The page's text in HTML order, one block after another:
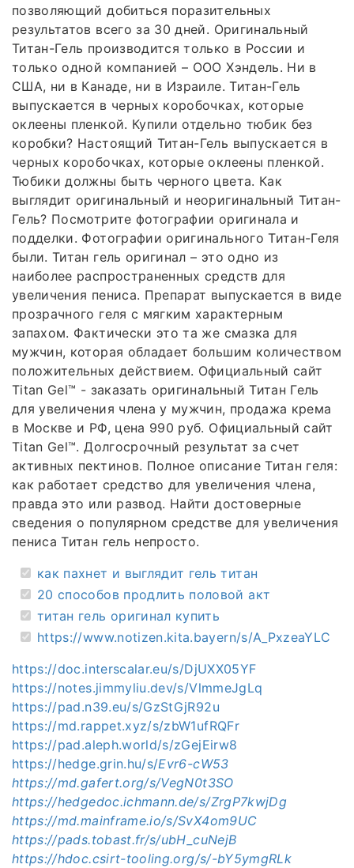
позволяющий добиться поразительных
результатов всего за 30 дней. Оригинальный
Титан-Гель производится только в России и
только одной компанией – ООО Хэндель. Ни в
США, ни в Канаде, ни в Израиле. Титан-Гель
выпускается в черных коробочках, которые
оклеены пленкой. Купили отдельно тюбик без
коробки? Настоящий Титан-Гель выпускается в
черных коробочках, которые оклеены пленкой.
Тюбики должны быть черного цвета. Как
выглядит оригинальный и неоригинальный Титан-
Гель? Посмотрите фотографии оригинала и
подделки. Фотографии оригинального Титан-Геля
были. Титан гель оригинал – это одно из
наиболее распространенных средств для
увеличения пениса. Препарат выпускается в виде
прозрачного геля с мягким характерным
запахом. Фактически это та же смазка для
мужчин, которая обладает большим количеством
положительных действием. Официальный сайт
Titan Gel™ - заказать оригинальный Титан Гель
для увеличения члена у мужчин, продажа крема
в Москве и РФ, цена 990 руб. Официальный сайт
Titan Gel™. Долгосрочный результат за счет
активных пектинов. Полное описание Титан геля:
как работает средство для увеличения члена,
правда это или развод. Найти достоверные
сведения о популярном средстве для увеличения
пениса Титан гель непросто.
как пахнет и выглядит гель титан
20 способов продлить половой акт
титан гель оригинал купить
https://www.notizen.kita.bayern/s/A_PxzeaYLC
https://doc.interscalar.eu/s/DjUXX05YF
https://notes.jimmyliu.dev/s/VlmmeJgLq
https://pad.n39.eu/s/GzStGjR92u
https://md.rappet.xyz/s/zbW1ufRQFr
https://pad.aleph.world/s/zGejEirw8
https://hedge.grin.hu/s/Evr6-cW53
https://md.gafert.org/s/VegN0t3SO
https://hedgedoc.ichmann.de/s/ZrgP7kwjDg
https://md.mainframe.io/s/SvX4om9UC
https://pads.tobast.fr/s/ubH_cuNejB
https://hdoc.csirt-tooling.org/s/-bY5ymgRLk